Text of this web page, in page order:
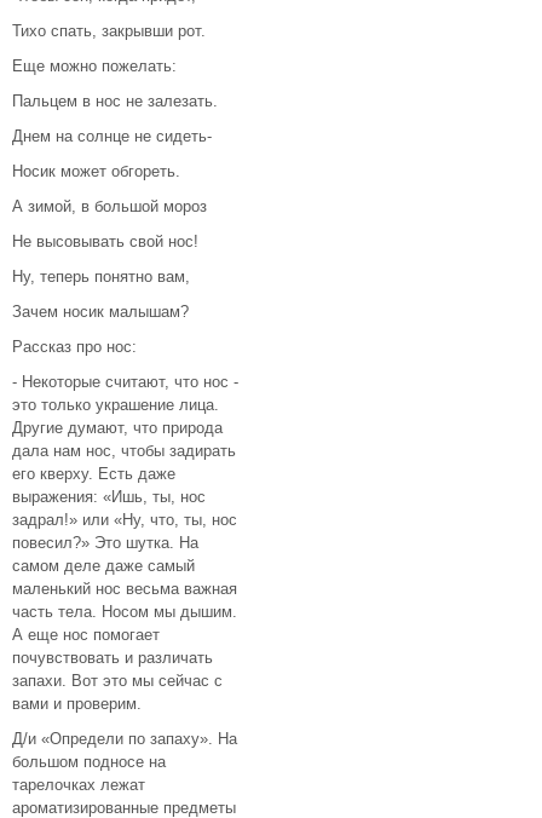
Тихо спать, закрывши рот.
Еще можно пожелать:
Пальцем в нос не залезать.
Днем на солнце не сидеть-
Носик может обгореть.
А зимой, в большой мороз
Не высовывать свой нос!
Ну, теперь понятно вам,
Зачем носик малышам?
Рассказ про нос:
- Некоторые считают, что нос -
это только украшение лица.
Другие думают, что природа
дала нам нос, чтобы задирать
его кверху. Есть даже
выражения: «Ишь, ты, нос
задрал!» или «Ну, что, ты, нос
повесил?» Это шутка. На
самом деле даже самый
маленький нос весьма важная
часть тела. Носом мы дышим.
А еще нос помогает
почувствовать и различать
запахи. Вот это мы сейчас с
вами и проверим.
Д/и «Определи по запаху». На
большом подносе на
тарелочках лежат
ароматизированные предметы